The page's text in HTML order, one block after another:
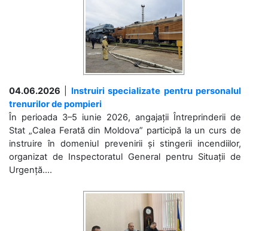
04.06.2026
Instruiri specializate pentru personalul
trenurilor de pompieri
În perioada 3–5 iunie 2026, angajații Întreprinderii de
Stat „Calea Ferată din Moldova” participă la un curs de
instruire în domeniul prevenirii și stingerii incendiilor,
organizat de Inspectoratul General pentru Situații de
Urgență....